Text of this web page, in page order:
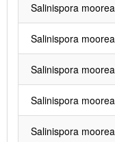
Salinispora
Salinispora
Salinispora
Salinispora
Salinispora